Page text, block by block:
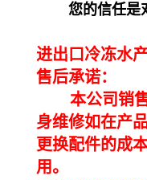
您的信任是对
进出口冷冻水
售后承诺：
本公司销售
身维修如在产
更换配件的成
用。